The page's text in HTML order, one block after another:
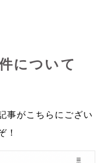
について
事がこちらにござい
！